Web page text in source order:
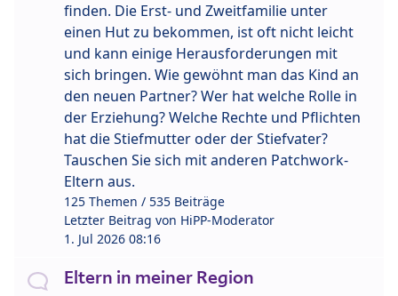
finden. Die Erst- und Zweitfamilie unter
einen Hut zu bekommen, ist oft nicht leicht
und kann einige Herausforderungen mit
sich bringen. Wie gewöhnt man das Kind an
den neuen Partner? Wer hat welche Rolle in
der Erziehung? Welche Rechte und Pflichten
hat die Stiefmutter oder der Stiefvater?
Tauschen Sie sich mit anderen Patchwork-
Eltern aus.
125 Themen / 535 Beiträge
Letzter Beitrag von HiPP-Moderator
1. Jul 2026 08:16
Eltern in meiner Region